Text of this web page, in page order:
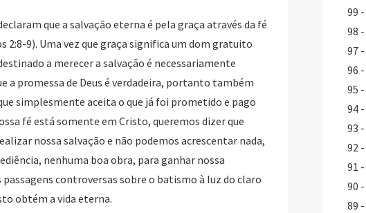
que a salvação eterna é pela graça através da fé
2:8-9). Uma vez que graça significa um dom gratuito
a merecer a salvação é necessariamente
a promessa de Deus é verdadeira, portanto também
simplesmente aceita o que já foi prometido e pago
fé está somente em Cristo, queremos dizer que
nossa salvação e não podemos acrescentar nada,
nenhuma boa obra, para ganhar nossa
controversas sobre o batismo à luz do claro
obtém a vida eterna.
99 -
98 -
97 -
96 -
95 -
94 -
93 -
92 -
91 -
90 -
89 -